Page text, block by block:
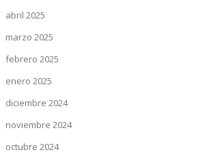
abril 2025
marzo 2025
febrero 2025
enero 2025
diciembre 2024
noviembre 2024
octubre 2024